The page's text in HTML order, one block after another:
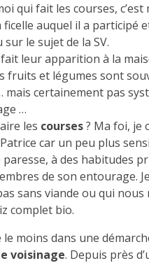
qui fait les courses,
auquel il a participé
le sujet de la SV.
leur apparition à la
fruits et légumes sont
mais certainement pas
…
les courses? Ma foi, je
car un peu plus
à des habitudes
de son entourage.
sans viande ou qui
complet bio.
moins dans une
voisinage. Depuis près